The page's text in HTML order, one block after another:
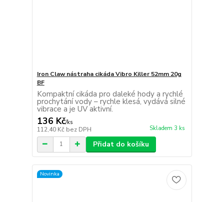
Iron Claw nástraha cikáda Vibro Killer 52mm 20g
BF
Kompaktní cikáda pro daleké hody a rychlé
prochytání vody – rychle klesá, vydává silné
vibrace a je UV aktivní.
136 Kč/ks
112,40 Kč bez DPH Skladem 3 ks
Přidat do košíku
Novinka